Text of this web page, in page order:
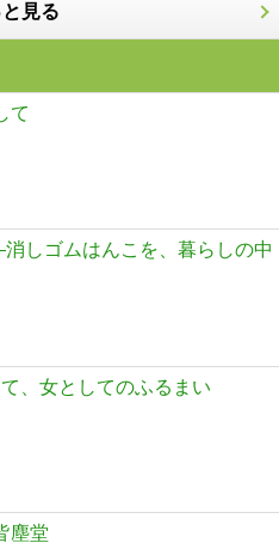
と見る
て
しゴムはんこを、暮らしの中
、女としてのふるまい
塵堂